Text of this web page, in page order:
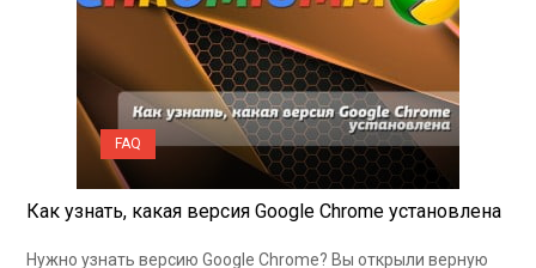
FAQ
Как узнать, какая версия Google Chrome установлена
Нужно узнать версию Google Chrome? Вы открыли верную